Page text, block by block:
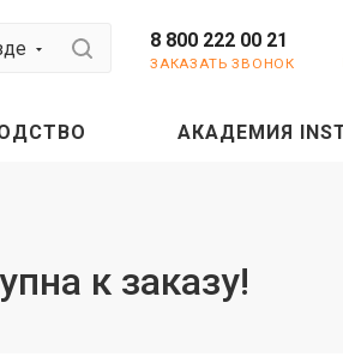
8 800 222 00 21
ЗАКАЗАТЬ ЗВОНОК
АКАДЕМИЯ
к заказу!